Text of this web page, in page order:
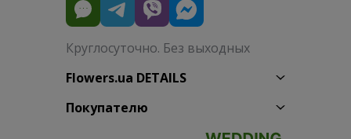
Круглосуточно. Без выходных
Flowers.ua DETAILS
Покупателю